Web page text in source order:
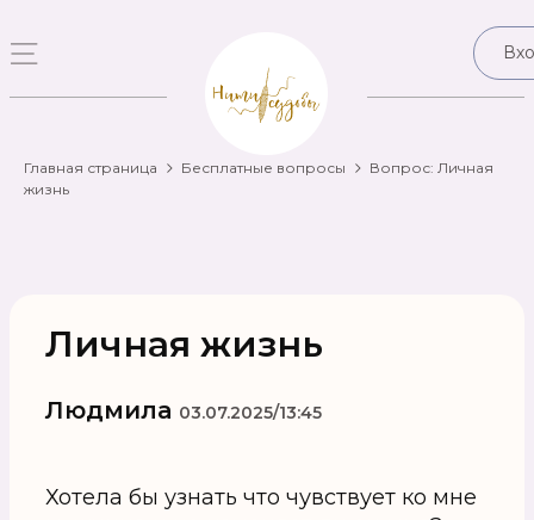
Главная страница Бесплатные вопросы
Вопрос: Личная
жизнь
Личная жизнь
Людмила 03.07.2025/13:45
Хотела бы узнать что чувствует ко мне